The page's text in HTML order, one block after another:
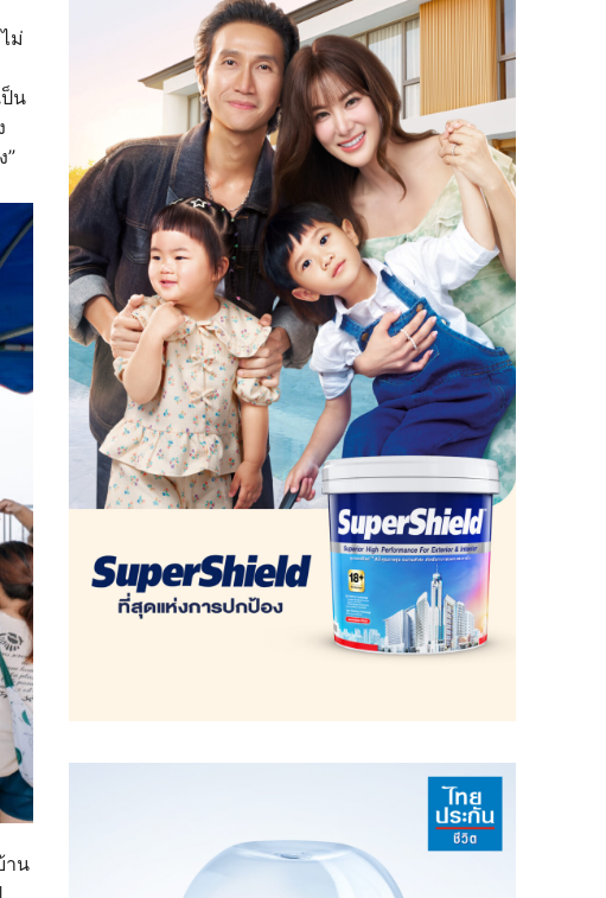
ม่
น
”
าน